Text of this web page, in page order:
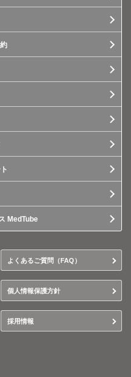
MedTube
よくあるご質問（FAQ）
個人情報保護方針
採用情報